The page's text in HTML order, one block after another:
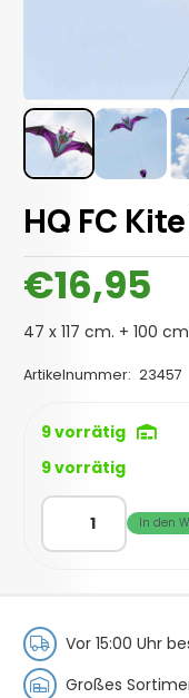
HQ FC
€16,95
47 x 117 cm. + 100
Artikelnummer: 23457
9 vorrätig
9 vorrätig
HQ
Kite
Bat
Kite
Menge
In den
Vor 15:00 Uhr
Großes